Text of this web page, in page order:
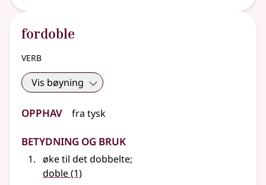
fordoble
verb
Vis bøyning
Opphav fra tysk
Betydning og bruk
øke til det dobbelte;
doble(1)